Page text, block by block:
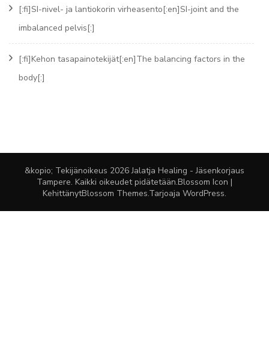
[:fi]SI-nivel- ja lantiokorin virheasento[:en]SI-joint and the
imbalanced pelvis[:]
[:fi]Kehon tasapainotekijät[:en]The balancing factors in the
body[:]
&kopio; Tekijänoikeus 2026Jalatja Healing - Jäsenkorjaus
Tampere. Kaikki oikeudet pidätetään.Blossom Icon |
KehittänytBlossom Themes.Tarjoaja WordPress.